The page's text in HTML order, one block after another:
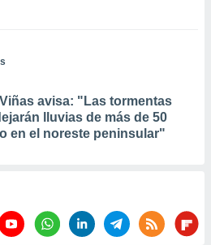
avisa: "Las tormentas
lluvias de más de 50
en el noreste peninsular"